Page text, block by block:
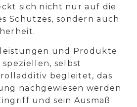
sich nicht nur auf die
Schutzes, sondern auch
und Produkte
selbst
begleitet, das
nachgewiesen werden
und sein Ausmaß